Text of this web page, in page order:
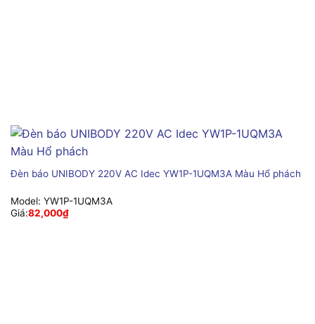
Đèn báo UNIBODY 220V AC Idec YW1P-1UQM3A Màu Hổ phách
Model: YW1P-1UQM3A
Giá:82,000₫